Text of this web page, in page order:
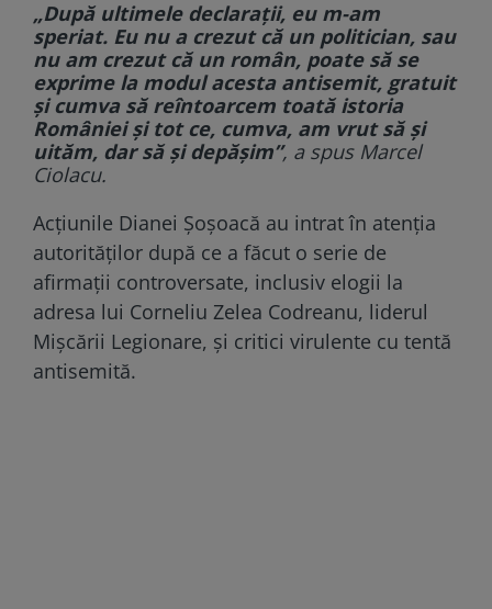
„După ultimele declaraţii, eu m-am
speriat. Eu nu a crezut că un politician, sau
nu am crezut că un român, poate să se
exprime la modul acesta antisemit, gratuit
şi cumva să reîntoarcem toată istoria
României şi tot ce, cumva, am vrut să şi
uităm, dar să şi depăşim”, a spus Marcel
Ciolacu.
Acțiunile Dianei Șoșoacă au intrat în atenția
autorităților după ce a făcut o serie de
afirmații controversate, inclusiv elogii la
adresa lui Corneliu Zelea Codreanu, liderul
Mișcării Legionare, și critici virulente cu tentă
antisemită.